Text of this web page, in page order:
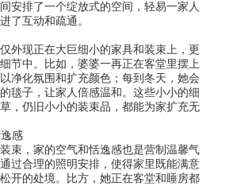
安排了一个绽放式的空间，轻易一家人
了互动和疏通。
现正在大巨细小的家具和装束上，更
节中。比如，婆婆一再正在客堂里摆上
净化氛围和扩充颜色；每到冬天，她会
毯子，让家人倍感温和。这些小小的细
，仍旧小小的装束品，都能为家扩充无
感
，家的空气和恬逸感也是营制温馨气
过合理的照明安排，使得家里既能满意
开的处境。比方，她正在客堂和睡房都